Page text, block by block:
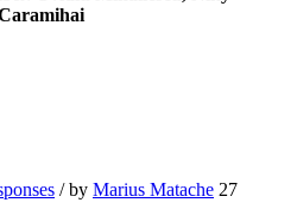
/by Marius Matache 27